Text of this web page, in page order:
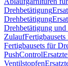
Drehbetätigung
Drehbetätigung
Drehbetätigung
Zulauf
Fertigbausets für
PushControl
Ventilstopfen